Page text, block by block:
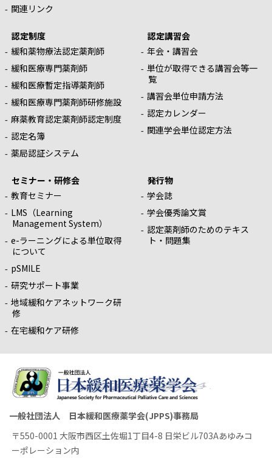
関連リンク
認定制度
緩和薬物療法認定薬剤師
緩和医療専門薬剤師
緩和医療暫定指導薬剤師
緩和医療専門薬剤師研修施設
麻薬教育認定薬剤師認定制度
認定名簿
薬局認証システム
認定講習会
年会・講習会
単位が取得できる講習会等一
覧
講習会単位申請方法
認定カレンダー
関連学会単位認定方法
セミナー・研修会
教育セミナー
LMS（Learning
Management System）
e-ラーニングによる単位取得
について
pSMILE
研究サポート事業
地域緩和ケアネットワーク研
修
在宅緩和ケア研修
発行物
学会誌
学会優秀論文賞
認定薬剤師のためのテキス
ト・問題集
一般社団法人 日本緩和医療薬学会(JPPS)事務局
〒550-0001 大阪市西区土佐堀1丁目4-8 日栄ビル703Aあゆみコ
ーポレーション内